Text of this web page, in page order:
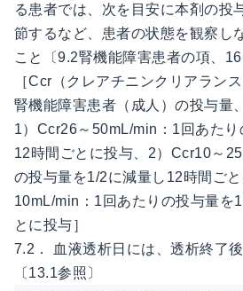
る患者では、次を目安に本剤の投
節するなど、患者の状態を観察し
こと〔9.2腎機能障害患者の項、
［Ccr（クレアチニンクリアラン
腎機能障害患者（成人）の投与量
1）Ccr26～50mL/min：1回あた
12時間ごとに投与、2）Ccr10～
の投与量を1/2に減量し12時間ご
10mL/min：1回あたりの投与量を
とに投与］
7.2． 血液透析日には、透析終了
〔13.1参照〕